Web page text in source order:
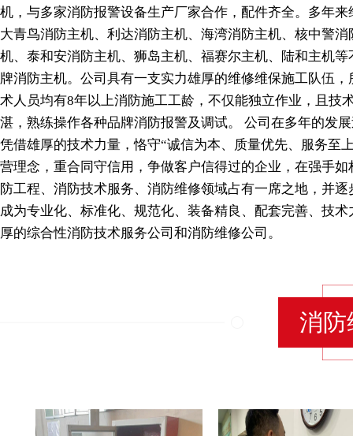
机，与多家消防报警设备生产厂家合作，配件齐全。多年来
大青鸟消防主机、利达消防主机、海湾消防主机、核中警消
机、泰和安消防主机、狮岛主机、福赛尔主机、陆和主机等
牌消防主机。公司具有一支实力雄厚的维修维保施工队伍，
术人员均有8年以上消防施工工龄，不仅能独立作业，且技
湛，熟练操作各种品牌消防报警及调试。 公司在多年的发
凭借雄厚的技术力量，恪守“诚信为本、质量优先、服务至
营理念，重合同守信用，争做客户信得过的企业，在强手如
防工程、消防技术服务、消防维修领域占有一席之地，并逐
成为专业化、标准化、规范化、装备精良、配套完善、技术
厚的综合性消防技术服务公司和消防维修公司。
消防